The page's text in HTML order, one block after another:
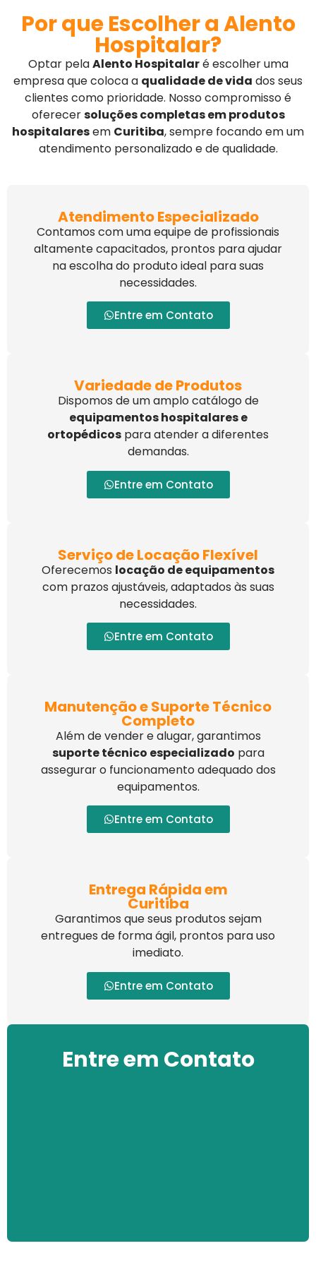
Por que Escolher a Alento
Hospitalar?
Optar pelaAlento Hospitalaré escolher uma
empresa que coloca a qualidade de vida dos seus
clientes como prioridade. Nosso compromisso é
oferecersoluções completas em produtos
hospitalaresem Curitiba, sempre focando em um
atendimento personalizado e de qualidade.
Atendimento Especializado
Contamos com uma equipe de profissionais
altamente capacitados, prontos para ajudar
na escolha do produto ideal para suas
necessidades.
Entre em Contato
Variedade de Produtos
Dispomos de um amplo catálogo de
equipamentos hospitalares e
ortopédicos para atender a diferentes
demandas.
Entre em Contato
Serviço de Locação Flexível
Oferecemos locação de equipamentos
com prazos ajustáveis, adaptados às suas
necessidades.
Entre em Contato
Manutenção e Suporte Técnico
Completo
Além de vender e alugar, garantimos
suporte técnico especializado para
assegurar o funcionamento adequado dos
equipamentos.
Entre em Contato
Entrega Rápida em
Curitiba
Garantimos que seus produtos sejam
entregues de forma ágil, prontos para uso
imediato.
Entre em Contato
Entre em Contato